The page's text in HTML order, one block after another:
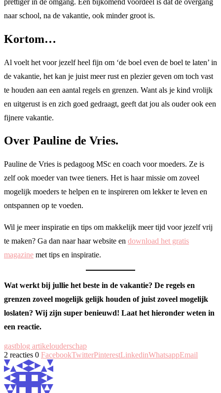
naar school, na de vakantie, ook minder groot is.
Kortom…
Al voelt het voor jezelf heel fijn om ‘de boel even de boel te laten’ in
de vakantie, het kan je juist meer rust en plezier geven om toch vast
te houden aan een aantal regels en grenzen. Want als je kind vrolijk
en uitgerust is en zich goed gedraagt, geeft dat jou als ouder ook een
fijnere vakantie.
Over Pauline de Vries.
Pauline de Vries is pedagoog MSc en coach voor moeders. Ze is
zelf ook moeder van twee tieners. Het is haar missie om zoveel
mogelijk moeders te helpen en te inspireren om lekker te leven en
ontspannen op te voeden.
Wil je meer inspiratie en tips om makkelijk meer tijd voor jezelf vrij
te maken? Ga dan naar haar website en download het gratis
magazine met tips en inspiratie.
Wat werkt bij jullie het beste in de vakantie? De regels en
grenzen zoveel mogelijk gelijk houden of juist zoveel mogelijk
loslaten? Wij zijn super benieuwd! Laat het hieronder weten in
een reactie.
gastblog artikelouderschap
2 reacties 0 FacebookTwitterPinterestLinkedinWhatsappEmail